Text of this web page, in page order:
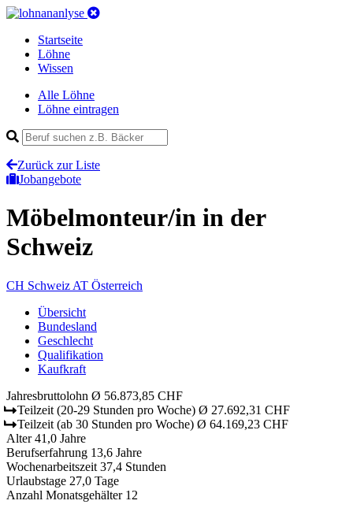
Startseite
Löhne
Wissen
Alle Löhne
Löhne eintragen
Zurück zur Liste
Jobangebote
Möbelmonteur/in in der
Schweiz
CH Schweiz AT Österreich
Übersicht
Bundesland
Geschlecht
Qualifikation
Kaufkraft
Jahresbruttolohn Ø 56.873,85 CHF
Teilzeit (20-29 Stunden pro Woche) Ø 27.692,31 CHF
Teilzeit (ab 30 Stunden pro Woche) Ø 64.169,23 CHF
Alter 41,0 Jahre
Berufserfahrung 13,6 Jahre
Wochenarbeitszeit 37,4 Stunden
Urlaubstage 27,0 Tage
Anzahl Monatsgehälter 12